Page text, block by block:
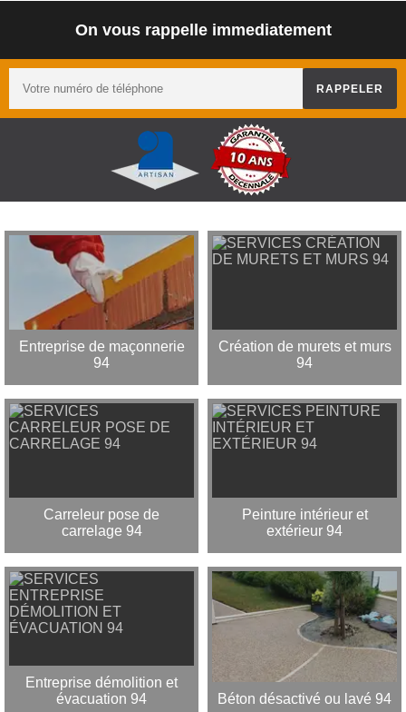
On vous rappelle immediatement
Entreprise de maçonnerie
94
Création de murets et murs
94
Carreleur pose de
carrelage 94
Peinture intérieur et
extérieur 94
Entreprise démolition et
évacuation 94
Béton désactivé ou lavé 94